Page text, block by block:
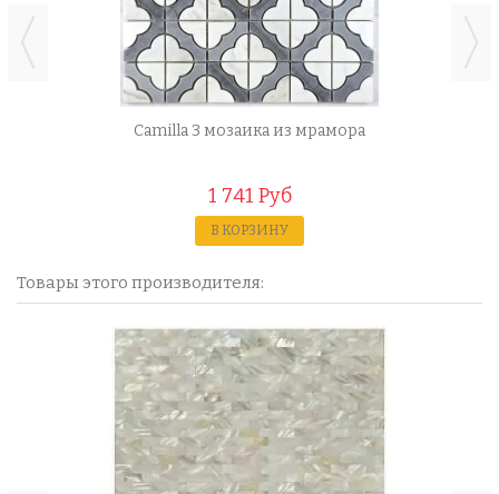
Camilla 3 мозаика из мрамора
1 741 Руб
В КОРЗИНУ
Товары этого производителя: